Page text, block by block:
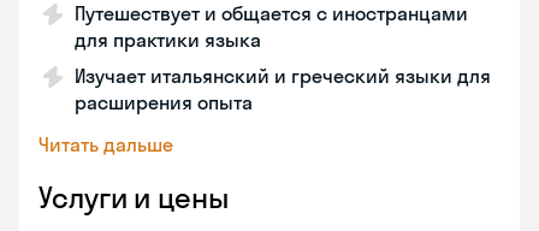
Путешествует и общается с иностранцами
для практики языка
Изучает итальянский и греческий языки для
расширения опыта
Читать дальше
Услуги и цены